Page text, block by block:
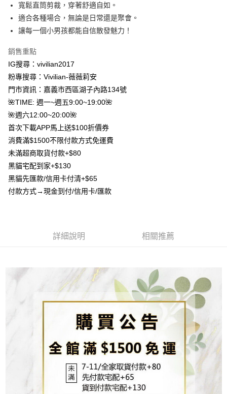
國泰世華商業銀行
臺灣中小企業銀行
台中商業銀行
匯豐（台灣）商業銀行
聯邦商業銀行
遠東國際商業銀行
元大商業銀行
台新國際商業銀行
台灣樂天信用卡公司
Apple Pay
街口支付
悠遊付
Google Pay
大哥付你分期
相關說明
【大哥付你分期使用說明】
2.付款方式選擇「大哥付你分期」，訂單成立後會自動跳轉到大哥付的交易
流程，驗證手機門號後，選擇欲分期的期數、繳款截止日，確認付款後即完
成交易。
3.實際核准額度、可分期數及費用金額請依後續交易確認頁面所載為準。
4.訂單成立30分鐘內，如未前往確認交易或遇審核未通過，訂單將自動取
消。如遇「轉專審核」未通過狀況，表示未達大哥付你分期系統評分，恕無
【繳款方式說明】
帳／街口支付／iPASS MONEY」等通路繳費。
用戶於交易時，得透過本服務購買商品或服務，並由商店將買賣／分期付款
買賣價金債權讓與本公司後，依約使用本公司帳單繳交帳款。
2.基於同意付款使用「大哥付你分期」之契約關係目的，商店將以您的個人
資料（包含姓名、電話或地址）提供予台灣大哥大進項蒐集、處理及利用，
由本公司與您本人進行分期帳單所需資料之確認、核對及更正。
3.完整用戶服務條款，請詳閱以下連結：
https://oppay.tw/userRule
AFTEE先享後付
相關說明
【關於「AFTEE先享後付」】
AFTEE先享後付是「在收到商品之後才付款」的支付方式。 讓您購物簡單
便利好安心！
１．簡單：不需註冊會員、不需綁卡、不需儲值。
２．便利：只要手機號碼，簡訊認證，即可結帳。
３．安心：先確認商品／服務後，再付款。
２．訂單成立數日內，您將收到繳費通知簡訊。
購買商品的店家。未經商家同意取消之訂單仍視為有效，需透過AFTEE先享
※ 交易是否成功請以「AFTEE先享後付 」之結帳頁面顯示為準，若有關於
是否繳費成功／繳費後需取消欲退款等相關疑問，請聯繫「AFTEE先享後付
https://netprotections.freshdesk.com/support/home
１．透過由恩沛科技股份有限公司提供之「AFTEE先享後付」服務完成之交
易，需依本服務之必要範圍內提供個人資料，並將交易相關給付款項請求債
權轉讓予恩沛科技股份有限公司。
２．關於個人資料處理事宜，請瀏覽以下網址：
https://aftee.tw/terms/#terms3
３．未成年的使用者請事先徵得法定代理人或監護人之同意方可使用
「AFTEE先享後付」，若未經同意申辦者引起之損失，本公司不負相關責
ATM付款
貨到付款
運送方式
先付款宅配到府
每筆NT$65，滿NT$1,500(含以上)免運費
每筆NT$130，滿NT$1,500(含以上)免運費
查看運費
寬鬆直筒剪裁，穿著舒適自如。
適合各種場合，無論是日常還是聚會。
讓每一個小男孩都能自信散發魅力！
銷售重點
IG搜尋：vivilian2017
粉專搜尋：Vivilian-薇薇莉安
門市資訊：嘉義市西區湖子內路134號
🌺TIME: 週一~週五9:00~19:00🌺
🌺週六12:00~20:00🌺
首次下載APP馬上送$100折價券
消費滿$1500不限付款方式免運費
未滿超商取貨付款+$80
黑貓宅配到家+$130
黑貓先匯款/信用卡付清+$65
付款方式→現金到付/信用卡/匯款
詳細說明 相關推薦